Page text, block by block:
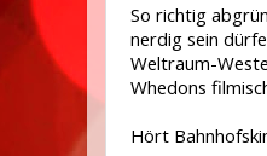
So richtig
nerdig sein
Weltraum-
Whedons
Hört